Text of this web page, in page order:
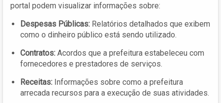
portal podem visualizar informações sobre:
Despesas Públicas: Relatórios detalhados que exibem
como o dinheiro público está sendo utilizado.
Contratos: Acordos que a prefeitura estabeleceu com
fornecedores e prestadores de serviços.
Receitas: Informações sobre como a prefeitura
arrecada recursos para a execução de suas atividades.